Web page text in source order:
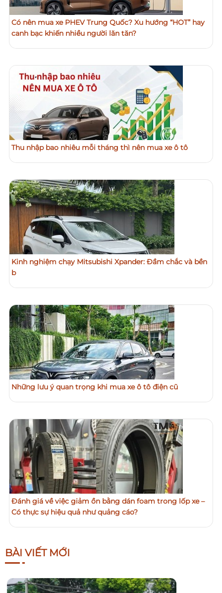
Có nên mua xe PHEV Trung Quốc? Xu hướng “HOT” hay
canh bạc khiến nhiều người lăn tăn?
Thu nhập bao nhiêu mỗi tháng thì nên mua xe ô tô
Kinh nghiệm chạy Mitsubishi Xpander: Đầm chắc và bền
b
Những lưu ý quan trọng khi mua xe ô tô điện cũ
Đánh giá về việc giảm ồn bằng dán foam trong lốp xe –
Có thực sự hiệu quả như quảng cáo?
BÀI VIẾT MỚI